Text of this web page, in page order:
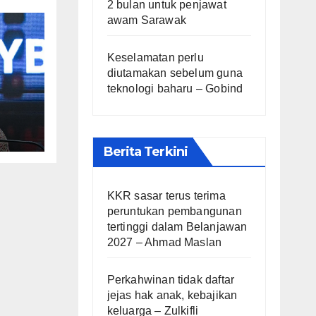
2 bulan untuk penjawat
awam Sarawak
Keselamatan perlu
diutamakan sebelum guna
teknologi baharu – Gobind
Berita Terkini
KKR sasar terus terima
peruntukan pembangunan
tertinggi dalam Belanjawan
2027 – Ahmad Maslan
Perkahwinan tidak daftar
jejas hak anak, kebajikan
keluarga – Zulkifli